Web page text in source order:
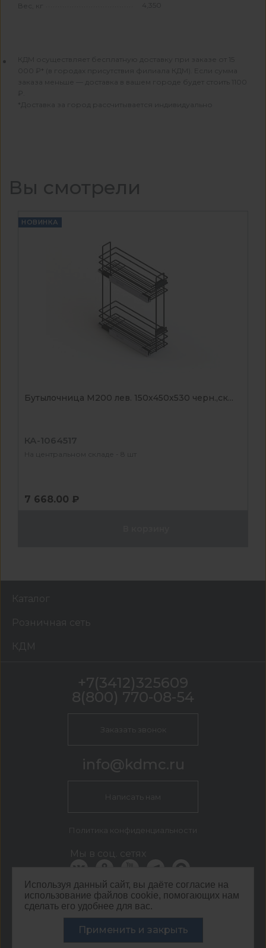
Вес, кг 4,350
КДМ осуществляет бесплатную доставку при заказе от 15
000 ₽* (в городах присутствия филиала КДМ). Если сумма
заказа меньше — доставка в вашем городе будет стоить 1100
*Доставка за город рассчитывается индивидуально
Вы смотрели
НОВИНКА
Бутылочница М200 лев. 150х450х530 черн.,ск...
КА-1064517
На центральном складе - 8 шт
7 668.00 ₽
Используя данный сайт, вы даёте согласие на
использование файлов cookie, помогающих нам
сделать его удобнее для вас.
Применить и закрыть
Каталог
Розничная сеть
КДМ
КДМ Ижевск
г. Ижевск, ул. Новоажимова, 27 стр. 2.2
+7(3412)325609
8(800) 770-08-54
Заказать звонок
info@kdmc.ru
Написать нам
Политика конфиденциальности
Мы в соц. сетях
ООО ЦЕНТР КДМ. ИНН: 3661037157 ОГРН: 1063667287551